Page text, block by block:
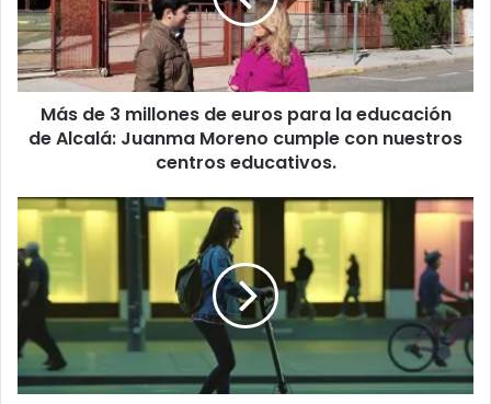
3
m
i
l
s
e
e
o
s
p
Más de 3 millones de euros para la educación
de Alcalá: Juanma Moreno cumple con nuestros
centros educativos.
T
r
á
o
o